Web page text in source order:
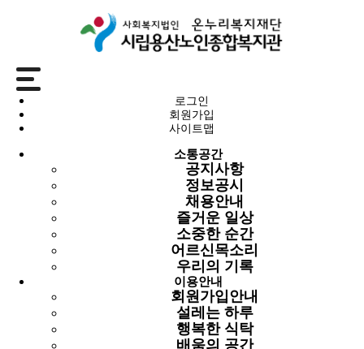
로그인
회원가입
사이트맵
소통공간
공지사항
정보공시
채용안내
즐거운 일상
소중한 순간
어르신목소리
우리의 기록
이용안내
회원가입안내
설레는 하루
행복한 식탁
배움의 공간
설레는 하루